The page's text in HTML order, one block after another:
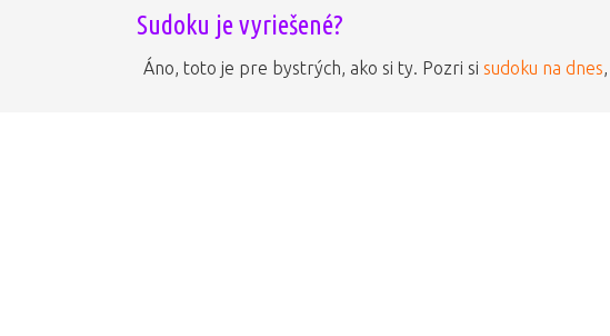
Sudoku je vyriešené?
Áno, toto je pre bystrých, ako si ty. Pozri si sudoku na dnes